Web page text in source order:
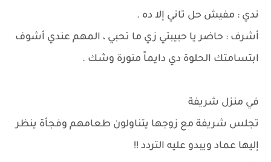
ندي : مفيش حل تاني إلا ده .
أشرف : حاضر يا حبيبتي زي ما تحبي ، المهم عندي أشوف
ابتسامتك الحلوة دي دايماً منورة وشك .
في منزل شريفة
تجلس شريفة مع زوجها يتناولون طعامهم وفجأة ينظر
إليها عماد ويبدو عليه التردد !!